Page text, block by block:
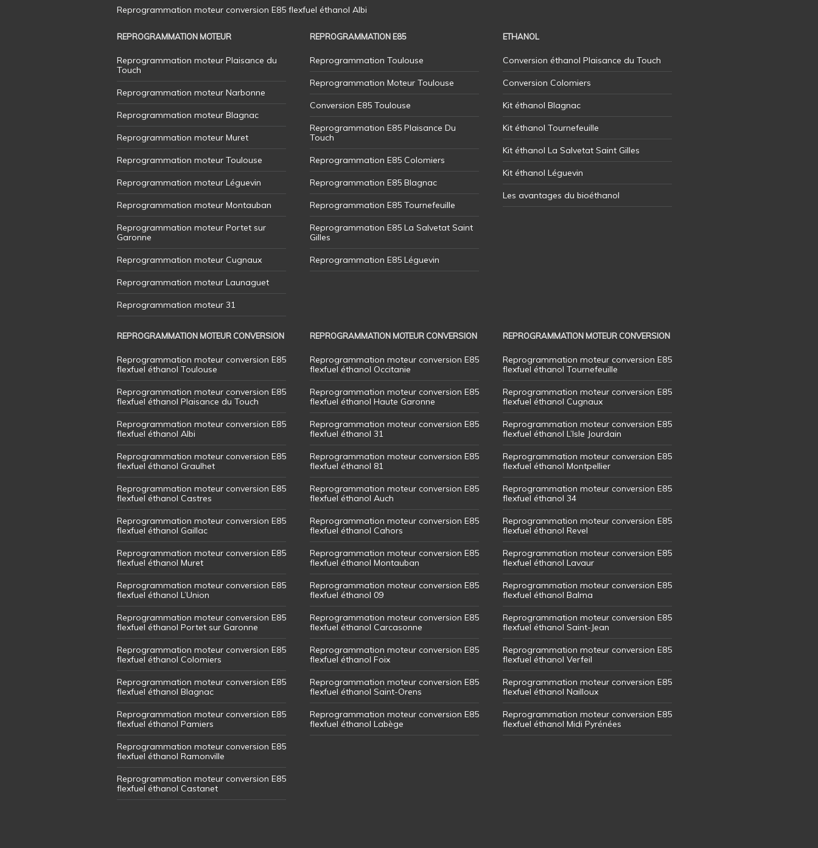
REPROGRAMMATION MOTEUR
Reprogrammation moteur Plaisance du
Touch
Reprogrammation moteur Narbonne
Reprogrammation moteur Blagnac
Reprogrammation moteur Muret
Reprogrammation moteur Toulouse
Reprogrammation moteur Léguevin
Reprogrammation moteur Montauban
Reprogrammation moteur Portet sur
Garonne
Reprogrammation moteur Cugnaux
Reprogrammation moteur Launaguet
Reprogrammation moteur 31
REPROGRAMMATION E85
Reprogrammation Toulouse
Reprogrammation Moteur Toulouse
Conversion E85 Toulouse
Reprogrammation E85 Plaisance Du
Touch
Reprogrammation E85 Colomiers
Reprogrammation E85 Blagnac
Reprogrammation E85 Tournefeuille
Reprogrammation E85 La Salvetat Saint
Gilles
Reprogrammation E85 Léguevin
ETHANOL
Conversion éthanol Plaisance du Touch
Conversion Colomiers
Kit éthanol Blagnac
Kit éthanol Tournefeuille
Kit éthanol La Salvetat Saint Gilles
Kit éthanol Léguevin
Les avantages du bioéthanol
REPROGRAMMATION MOTEUR CONVERSION
Reprogrammation moteur conversion E85
flexfuel éthanol Toulouse
Reprogrammation moteur conversion E85
flexfuel éthanol Plaisance du Touch
Reprogrammation moteur conversion E85
flexfuel éthanol Albi
Reprogrammation moteur conversion E85
flexfuel éthanol Graulhet
Reprogrammation moteur conversion E85
flexfuel éthanol Castres
Reprogrammation moteur conversion E85
flexfuel éthanol Gaillac
Reprogrammation moteur conversion E85
flexfuel éthanol Muret
Reprogrammation moteur conversion E85
flexfuel éthanol L’Union
Reprogrammation moteur conversion E85
flexfuel éthanol Portet sur Garonne
Reprogrammation moteur conversion E85
flexfuel éthanol Colomiers
Reprogrammation moteur conversion E85
flexfuel éthanol Blagnac
Reprogrammation moteur conversion E85
flexfuel éthanol Pamiers
Reprogrammation moteur conversion E85
flexfuel éthanol Ramonville
Reprogrammation moteur conversion E85
flexfuel éthanol Castanet
REPROGRAMMATION MOTEUR CONVERSION
Reprogrammation moteur conversion E85
flexfuel éthanol Occitanie
Reprogrammation moteur conversion E85
flexfuel éthanol Haute Garonne
Reprogrammation moteur conversion E85
flexfuel éthanol 31
Reprogrammation moteur conversion E85
flexfuel éthanol 81
Reprogrammation moteur conversion E85
flexfuel éthanol Auch
Reprogrammation moteur conversion E85
flexfuel éthanol Cahors
Reprogrammation moteur conversion E85
flexfuel éthanol Montauban
Reprogrammation moteur conversion E85
flexfuel éthanol 09
Reprogrammation moteur conversion E85
flexfuel éthanol Carcasonne
Reprogrammation moteur conversion E85
flexfuel éthanol Foix
Reprogrammation moteur conversion E85
flexfuel éthanol Saint-Orens
Reprogrammation moteur conversion E85
flexfuel éthanol Labège
REPROGRAMMATION MOTEUR CONVERSION
Reprogrammation moteur conversion E85
flexfuel éthanol Tournefeuille
Reprogrammation moteur conversion E85
flexfuel éthanol Cugnaux
Reprogrammation moteur conversion E85
flexfuel éthanol L’Isle Jourdain
Reprogrammation moteur conversion E85
flexfuel éthanol Montpellier
Reprogrammation moteur conversion E85
flexfuel éthanol 34
Reprogrammation moteur conversion E85
flexfuel éthanol Revel
Reprogrammation moteur conversion E85
flexfuel éthanol Lavaur
Reprogrammation moteur conversion E85
flexfuel éthanol Balma
Reprogrammation moteur conversion E85
flexfuel éthanol Saint-Jean
Reprogrammation moteur conversion E85
flexfuel éthanol Verfeil
Reprogrammation moteur conversion E85
flexfuel éthanol Nailloux
Reprogrammation moteur conversion E85
flexfuel éthanol Midi Pyrénées
Reprogrammation moteur conversion E85 flexfuel éthanol Albi